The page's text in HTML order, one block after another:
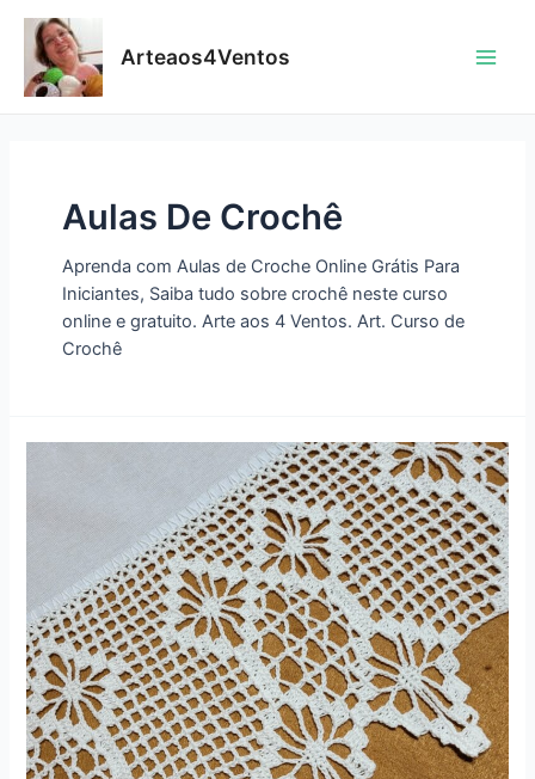
content
Arteaos4Ventos
Aulas De Crochê
Aprenda com Aulas de Croche Online Grátis Para
Iniciantes, Saiba tudo sobre crochê neste curso
online e gratuito. Arte aos 4 Ventos. Art. Curso de
Crochê